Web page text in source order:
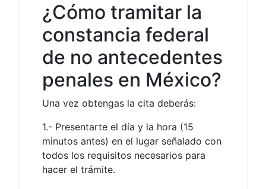
¿Cómo tramitar la
constancia federal
de no antecedentes
penales en México?
Una vez obtengas la cita deberás:
1.- Presentarte el día y la hora (15
minutos antes) en el lugar señalado con
todos los requisitos necesarios para
hacer el trámite.